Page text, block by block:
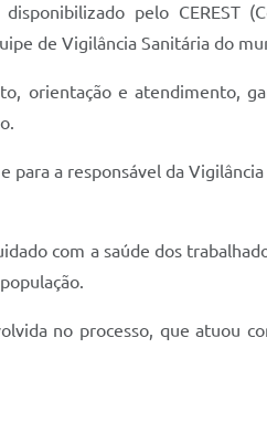
pelo CEREST
de Vigilância Sanitária do
orientação e atendimento,
a responsável da
com a saúde dos
no processo, que atuou